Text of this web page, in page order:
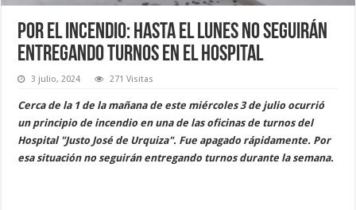
Por el incendio: hasta el lunes no seguirán
entregando turnos en el hospital
3 julio, 2024 271 Visitas
Cerca de la 1 de la mañana de este miércoles 3 de julio ocurrió
un principio de incendio en una de las oficinas de turnos del
Hospital "Justo José de Urquiza". Fue apagado rápidamente. Por
esa situación no seguirán entregando turnos durante la semana.